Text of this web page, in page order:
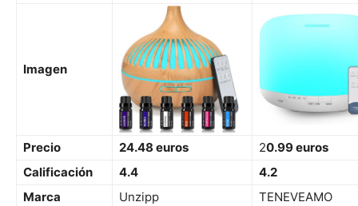
Imagen
Precio 24.48 euros 20.99 euros
Calificación
4.4
4.2
Marca
Unzipp
TENEVEAMO